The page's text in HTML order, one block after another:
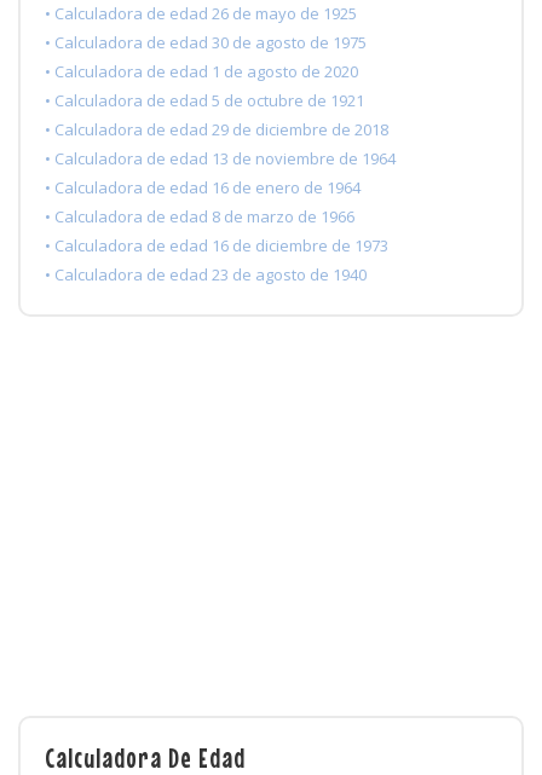
• Calculadora de edad 26 de mayo de 1925
• Calculadora de edad 30 de agosto de 1975
• Calculadora de edad 1 de agosto de 2020
• Calculadora de edad 5 de octubre de 1921
• Calculadora de edad 29 de diciembre de 2018
• Calculadora de edad 13 de noviembre de 1964
• Calculadora de edad 16 de enero de 1964
• Calculadora de edad 8 de marzo de 1966
• Calculadora de edad 16 de diciembre de 1973
• Calculadora de edad 23 de agosto de 1940
Calculadora De Edad